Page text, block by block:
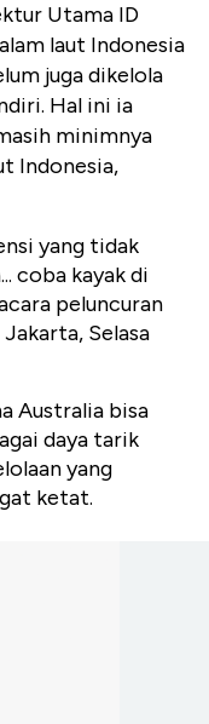
Utama ID
laut Indonesia
juga dikelola
Hal ini ia
minimnya
Indonesia,
yang tidak
coba kayak di
peluncuran
Selasa
Australia bisa
daya tarik
yang
ketat.